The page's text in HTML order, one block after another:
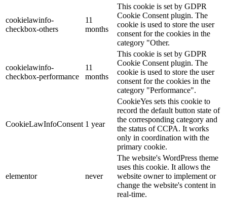
cookielawinfo-
checkbox-others
11
months
This cookie is set by GDPR
Cookie Consent plugin. The
cookie is used to store the user
consent for the cookies in the
category "Other.
cookielawinfo-
checkbox-performance
11
months
This cookie is set by GDPR
Cookie Consent plugin. The
cookie is used to store the user
consent for the cookies in the
category "Performance".
CookieLawInfoConsent 1 year
CookieYes sets this cookie to
record the default button state of
the corresponding category and
the status of CCPA. It works
only in coordination with the
primary cookie.
elementor never
The website's WordPress theme
uses this cookie. It allows the
website owner to implement or
change the website's content in
real-time.